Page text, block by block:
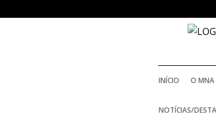
INÍCIO O MNA
NOTÍCIAS/